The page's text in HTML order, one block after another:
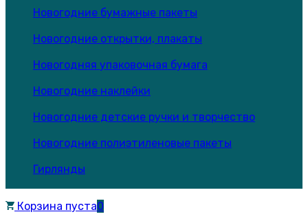
Новогодние бумажные пакеты
Новогодние открытки, плакаты
Новогодняя упаковочная бумага
Новогодние наклейки
Новогодние детские ручки и творчество
Новогодние полиэтиленовые пакеты
Гирлянды
Корзина пуста0